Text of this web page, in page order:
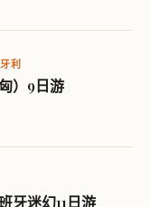
利
）9日游
牙迷幻11日游